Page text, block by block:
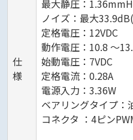
仕
様
最大静圧：
ノイズ：最大
定格電圧：12VDC
動作電圧：10.8 ～
始動電圧：7VDC
定格電流：0.28A
電源入力：3.36W
ベアリングタイプ：
コネクタ ：4ピン